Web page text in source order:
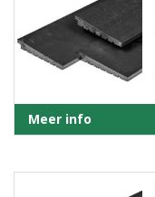
Meer info